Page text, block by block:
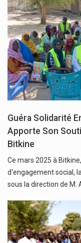
Guéra Solidarité
Apporte Son
Bitkine
Ce mars 2025 à
d'engagement social,
sous la direction de M.